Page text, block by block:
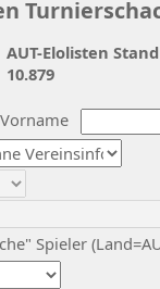
Vorname
Spieler
AUT-Elolisten
10.879